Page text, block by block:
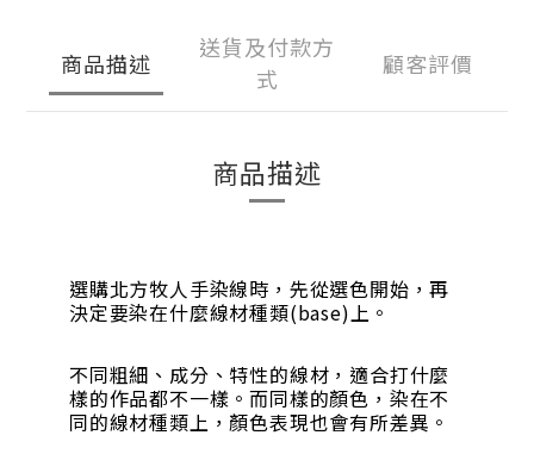
商品描述
送貨及付款方
式
顧客評價
商品描述
選購北方牧人手染線時，先從選色開始，再
決定要染在什麼線材種類(base)上。
不同粗細、成分、特性的線材，適合打什麼
樣的作品都不一樣。而同樣的顏色，染在不
同的線材種類上，顏色表現也會有所差異。